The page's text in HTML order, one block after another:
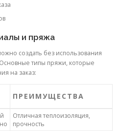
и пряжа
создать без использования
типы пряжи, которые
на заказ:
ПРЕИМУЩЕСТВА
Отличная теплоизоляция,
прочность